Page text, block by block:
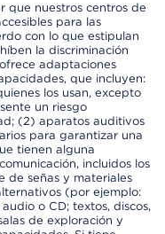
que nuestros centros de
para las
con lo que estipulan
la discriminación
adaptaciones
que incluyen:
los usan, excepto
un riesgo
(2) aparatos auditivos
para garantizar una
tienen alguna
incluidos los
de señas y materiales
(por ejemplo:
o CD; textos, discos,
de exploración y